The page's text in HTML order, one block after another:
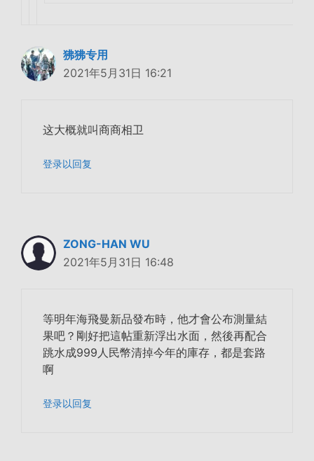
狒狒专用
2021年5月31日 16:21
这大概就叫商商相卫
登录以回复
ZONG-HAN WU
2021年5月31日 16:48
等明年海飛曼新品發布時，他才會公布測量結
果吧？剛好把這帖重新浮出水面，然後再配合
跳水成999人民幣清掉今年的庫存，都是套路
啊
登录以回复